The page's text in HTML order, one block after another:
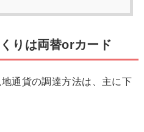
りは両替orカード
通貨の調達方法は、主に下